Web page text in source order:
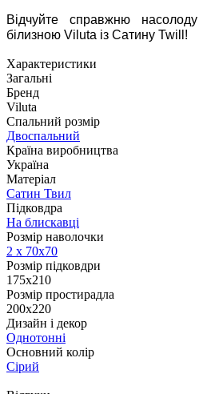
Відчуйте справжню
білизною Viluta із Сатину Twill!
Характеристики
Загальні
Бренд
Viluta
Спальний розмір
Двоспальний
Країна виробництва
Україна
Матеріал
Сатин Твил
Підковдра
На блискавці
Розмір наволочки
2 х 70х70
Розмір підковдри
175x210
Розмір простирадла
200x220
Дизайн і декор
Однотонні
Основний колір
Сірий